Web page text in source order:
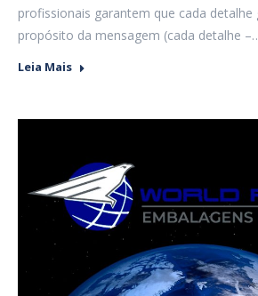
profissionais garantem que cada
propósito da mensagem (cada detalhe
Leia Mais